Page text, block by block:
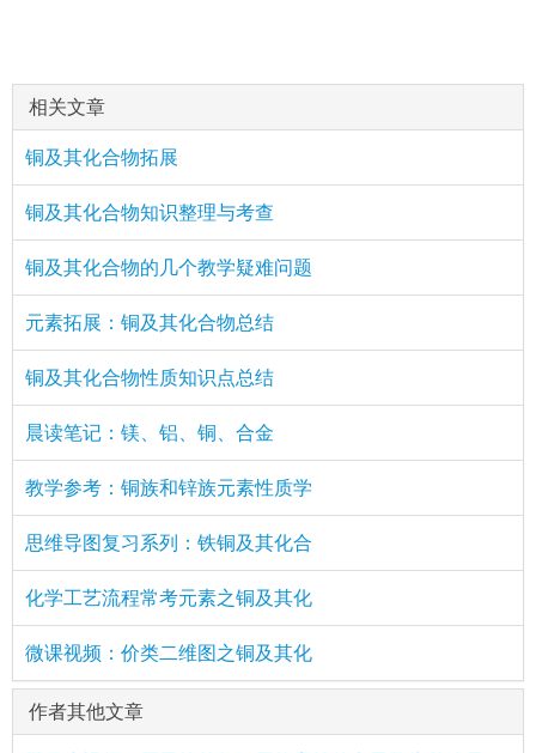
相关文章
铜及其化合物拓展
铜及其化合物知识整理与考查
铜及其化合物的几个教学疑难问题
元素拓展：铜及其化合物总结
铜及其化合物性质知识点总结
晨读笔记：镁、铝、铜、合金
教学参考：铜族和锌族元素性质学
思维导图复习系列：铁铜及其化合
化学工艺流程常考元素之铜及其化
微课视频：价类二维图之铜及其化
作者其他文章